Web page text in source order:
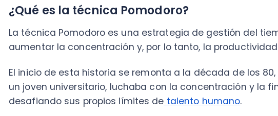
desafiando sus propios límites de talento humano
Debido a su frustración, se comprometió a estudiar
minutos.
(pomodoro en italiano) para medir su tiempo
Así, que el origen de la técnica Pomodoro reside en la necesidad